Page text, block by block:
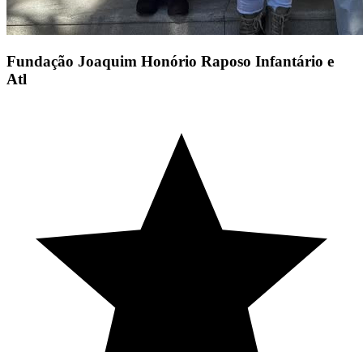
Fundação Joaquim Honório Raposo Infantário e
Atl